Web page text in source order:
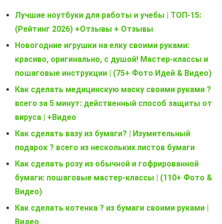
Лучшие ноутбуки для работы и учебы | ТОП-15:
(Рейтинг 2026) +Отзывы + Отзывы
Новогодние игрушки на елку своими руками:
красиво, оригинально, с душой! Мастер-классы и
пошаговые инструкции | (75+ Фото Идей & Видео)
Как сделать медицинскую маску своими руками ?
всего за 5 минут: действенный способ защиты от
вируса | +Видео
Как сделать вазу из бумаги? | Изумительный
подарок ? всего из нескольких листов бумаги
Как сделать розу из обычной и гофрированной
бумаги: пошаговые мастер-классы | (110+ Фото &
Видео)
Как сделать котенка ? из бумаги своими руками |
Видео